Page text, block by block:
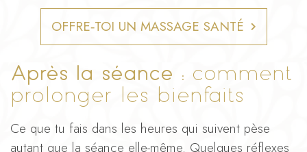
OFFRE‑TOI UN MASSAGE SANTÉ
Après la séance : comment
prolonger les bienfaits
Ce que tu fais dans les heures qui suivent pèse
autant que la séance elle-même. Quelques réflexes